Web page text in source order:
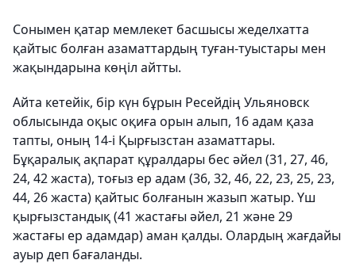
Сонымен қатар мемлекет басшысы жеделхатта
қайтыс болған азаматтардың туған-туыстары мен
жақындарына көңіл айтты.
Айта кетейік, бір күн бұрын Ресейдің Ульяновск
облысында оқыс оқиға орын алып, 16 адам қаза
тапты, оның 14-і Қырғызстан азаматтары.
Бұқаралық ақпарат құралдары бес әйел (31, 27, 46,
24, 42 жаста), тоғыз ер адам (36, 32, 46, 22, 23, 25, 23,
44, 26 жаста) қайтыс болғанын жазып жатыр. Үш
қырғызстандық (41 жастағы әйел, 21 және 29
жастағы ер адамдар) аман қалды. Олардың жағдайы
ауыр деп бағаланды.